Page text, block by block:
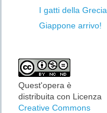
I gatti della Grecia
Giappone arrivo!
Quest'opera è
distribuita con Licenza
Creative Commons